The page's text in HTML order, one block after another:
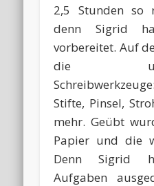
2,5 Stunden so
denn Sigrid
vorbereitet. Auf
die
Stifte, Pinsel,
mehr. Geübt
Papier und die
Denn Sigrid
Aufgaben